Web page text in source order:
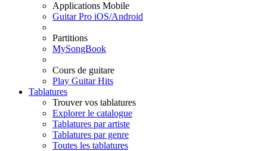
Applications Mobile
Guitar Pro iOS/Android
Partitions
MySongBook
Cours de guitare
Play Guitar Hits
Tablatures
Trouver vos tablatures
Explorer le catalogue
Tablatures par artiste
Tablatures par genre
Toutes les tablatures